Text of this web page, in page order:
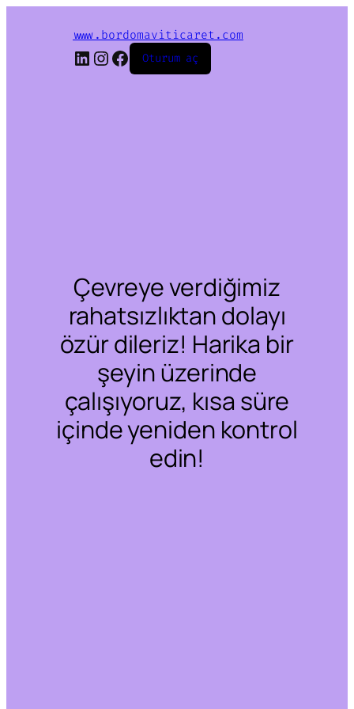
www.bordomaviticaret.com
LinkedIn
Instagram
Facebook
Oturum aç
Çevreye verdiğimiz
rahatsızlıktan dolayı
özür dileriz! Harika bir
şeyin üzerinde
çalışıyoruz, kısa süre
içinde yeniden kontrol
edin!